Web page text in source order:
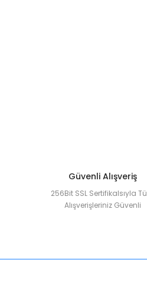
Güvenli Alışveriş
256Bit SSL Sertifikalsıyla
Alışverişleriniz Güvenli